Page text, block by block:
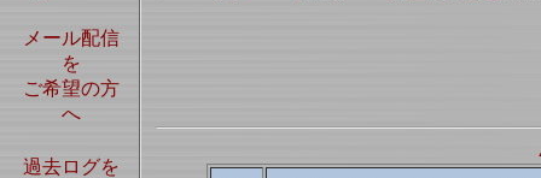
メール配信
を
ご希望の方
へ
過去ログを